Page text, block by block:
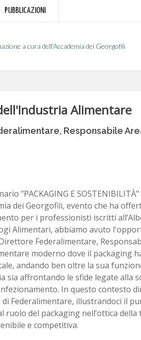
PUBBLICAZIONI
a cura dell'Accademia dei Georgofili
Alimentare
Responsabile
"PACKAGING E
dei Georgofili, evento che ha
per i professionisti iscritti
Alimentari, abbiamo avuto
Federalimentare,
moderno dove il packaging
andando ben oltre la sua
sia affrontando le sfide legate alla
In questo contesto
Federalimentare, illustrandoci il
ruolo del packaging nell’ottica della
e competitiva.